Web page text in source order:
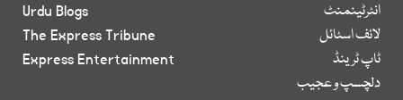
انٹرٹینمنٹ
لائف اسٹائل
ٹاپ ٹرینڈ
دلچسپ و عجیب
Urdu Blogs
The Express Tribune
Express Entertainment